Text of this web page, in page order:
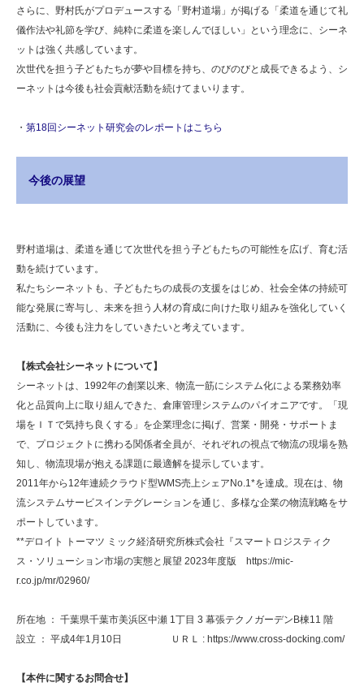
さらに、野村氏がプロデュースする「野村道場」が掲げる「柔道を通じて礼
儀作法や礼節を学び、純粋に柔道を楽しんでほしい」という理念に、シーネ
ットは強く共感しています。
次世代を担う子どもたちが夢や目標を持ち、のびのびと成長できるよう、シ
ーネットは今後も社会貢献活動を続けてまいります。
・ 第18回シーネット研究会のレポートはこちら
今後の展望
野村道場は、柔道を通じて次世代を担う子どもたちの可能性を広げ、育む活
動を続けています。
私たちシーネットも、子どもたちの成長の支援をはじめ、社会全体の持続可
能な発展に寄与し、未来を担う人材の育成に向けた取り組みを強化していく
活動に、今後も注力をしていきたいと考えています。
【株式会社シーネットについて】
シーネットは、1992年の創業以来、物流一筋にシステム化による業務効率
化と品質向上に取り組んできた、倉庫管理システムのパイオニアです。「現
場をＩＴで気持ち良くする」を企業理念に掲げ、営業・開発・サポートま
で、プロジェクトに携わる関係者全員が、それぞれの視点で物流の現場を熟
知し、物流現場が抱える課題に最適解を提示しています。
2011年から12年連続クラウド型WMS売上シェアNo.1*を達成。現在は、物
流システムサービスインテグレーションを通じ、多様な企業の物流戦略をサ
ポートしています。
**デロイト トーマツ ミック経済研究所株式会社『スマートロジスティク
ス・ソリューション市場の実態と展望 2023年度版 https://mic-
r.co.jp/mr/02960/
所在地 ： 千葉県千葉市美浜区中瀬 1丁目 3 幕張テクノガーデンB棟11 階
設立 ： 平成4年1月10日 ＵＲＬ : https://www.cross-docking.com/
【本件に関するお問合せ】